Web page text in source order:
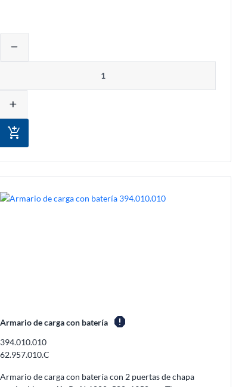
del carrito
Ajustar la cantidad del producto o
remove
add
add_shopping_cart
Armario de carga con batería report
394.010.010
62.957.010.C
Armario de carga con batería con 2 puertas de chapa